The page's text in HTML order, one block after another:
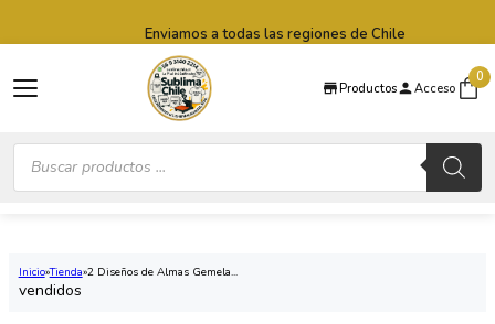
Productos Acceso
0
Búsqueda
productos
Enviamos a todas las regiones de Chile
Inicio Tienda 2 Diseños de Almas Gemela...
vendidos